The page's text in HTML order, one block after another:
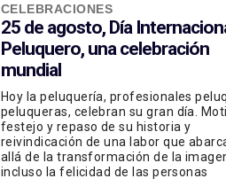
CELEBRACIONES
25 de agosto, Día
Peluquero, una celebración
mundial
Hoy la peluquería, profesionales
peluqueras, celebran su gran día.
festejo y repaso de su historia y
reivindicación de una labor que
allá de la transformación de la
incluso la felicidad de las personas